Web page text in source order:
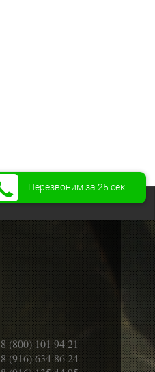
8 (800) 101 94 21
8 (916) 634 86 24
Перезвоним за 25 сек